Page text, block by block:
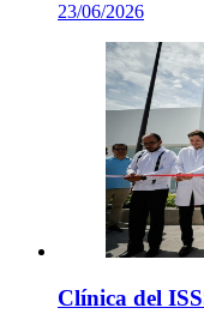
23/06/2026
Clínica del